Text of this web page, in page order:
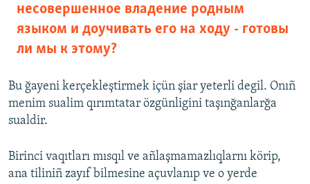
несовершенное владение родным
языком и доучивать его на ходу - готовы
ли мы к этому?
Bu ğayeni kerçekleştirmek içün şiar yeterli degil. Onıñ
menim sualim qırımtatar özgünligini taşınğanlarğa
sualdir.
Birinci vaqıtları mısqıl ve añlaşmamazlıqlarnı körip,
ana tiliniñ zayıf bilmesine açuvlanıp ve o yerde